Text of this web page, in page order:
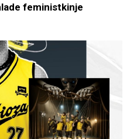
feministkinje